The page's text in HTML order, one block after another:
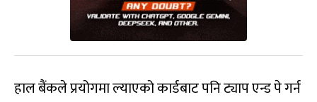
हाल बैंकले प्रयोगमा ल्याएको कार्डबाट पनि ट्याप एन्ड पे गर्न